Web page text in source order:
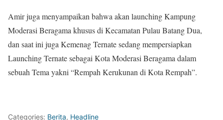
Amir juga menyampaikan bahwa akan launching Kampung
Moderasi Beragama khusus di Kecamatan Pulau Batang Dua,
dan saat ini juga Kemenag Ternate sedang mempersiapkan
Launching Ternate sebagai Kota Moderasi Beragama dalam
sebuah Tema yakni “Rempah Kerukunan di Kota Rempah”.
Categories: Berita, Headline